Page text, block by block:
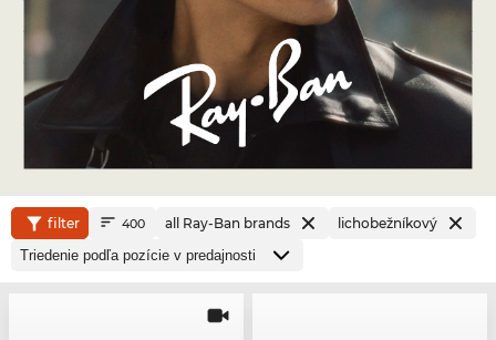
filter 400 all Ray-Ban brands lichobežníkový